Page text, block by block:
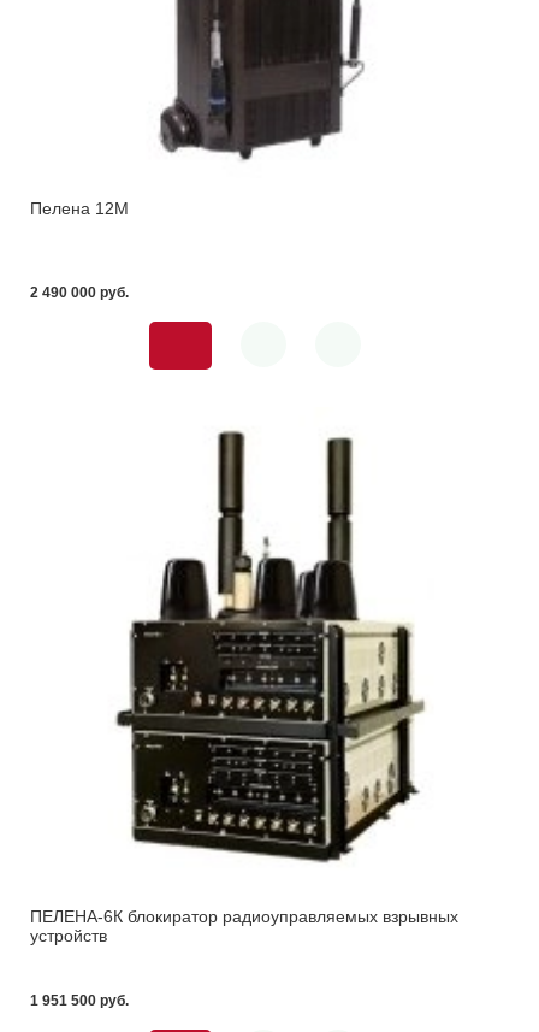
Пелена 12М
2 490 000 pуб.
ПЕЛЕНА-6К блокиратор радиоуправляемых взрывных
устройств
1 951 500 pуб.